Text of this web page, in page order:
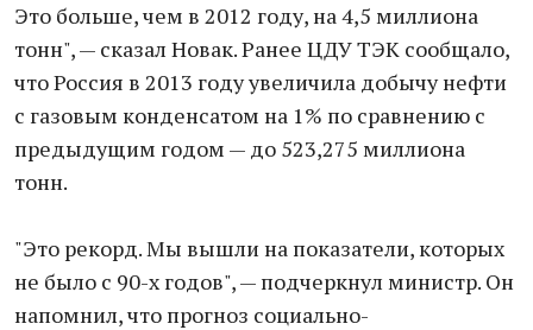
Это больше, чем в 2012 году, на 4,5 миллиона
тонн", — сказал Новак. Ранее ЦДУ ТЭК сообщало,
что Россия в 2013 году увеличила добычу нефти
с газовым конденсатом на 1% по сравнению с
предыдущим годом — до 523,275 миллиона
тонн.
"Это рекорд. Мы вышли на показатели, которых
не было с 90-х годов", — подчеркнул министр. Он
напомнил, что прогноз социально-